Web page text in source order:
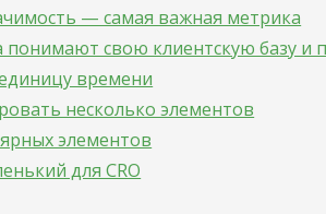
— самая важная метрика
свою клиентскую базу и
времени
несколько элементов
элементов
для CRO